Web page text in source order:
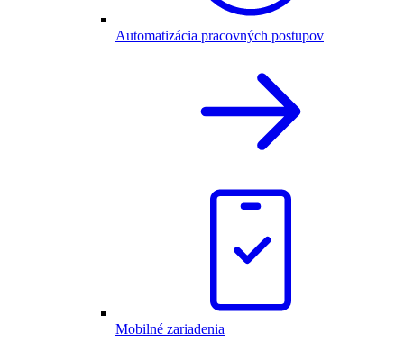
Automatizácia pracovných postupov
Mobilné zariadenia